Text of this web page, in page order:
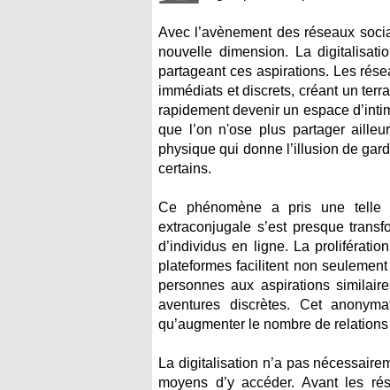
Avec l’avènement des réseaux
nouvelle dimension. La
partageant ces aspirations. Les
immédiats et discrets, créant un
rapidement devenir un espace
que l’on n'ose plus partager
physique qui donne l’illusion de
certains.
Ce phénomène a pris une telle
extraconjugale s’est presque
d’individus en ligne. La
plateformes facilitent non
personnes aux aspirations
aventures discrètes. Cet
qu’augmenter le nombre de
La digitalisation n’a pas
moyens d’y accéder. Avant les